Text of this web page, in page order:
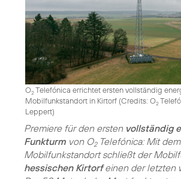
O2Telefónica errichtet ersten vollständig
Mobilfunkstandort in Kirtorf (Credits: O2
Leppert)
Premiere für den ersten vollständig
Funkturm von O2Telefónica: Mit dem
Mobilfunkstandort schließt der
hessischen Kirtorfeinen der letzten